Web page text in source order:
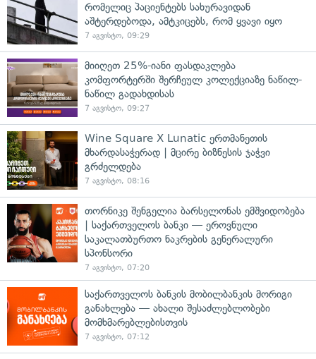
რომელიც პაციენტებს სახურავიდან
აშტერდებოდა, ამტკიცებს, რომ ყვავი იყო
7 აგვისტო, 09:29
მიიღეთ 25%-იანი ფასდაკლება
კომფორტერში შერჩეულ კოლექციაზე ნაწილ-
ნაწილ გადახდისას
7 აგვისტო, 09:27
Wine Square X Lunatic ერთმანეთის
მხარდასაჭერად | მცირე ბიზნესის ჯაჭვი
გრძელდება
7 აგვისტო, 08:16
თორნიკე შენგელია ბარსელონას ემშვიდობება
| საქართველოს ბანკი — ეროვნული
საკალათბურთო ნაკრების გენერალური
სპონსორი
7 აგვისტო, 07:20
საქართველოს ბანკის მობილბანკის მორიგი
განახლება — ახალი შესაძლებლობები
მომხმარებლებისთვის
7 აგვისტო, 07:12